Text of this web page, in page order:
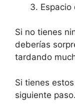
Si no tienes
deberías
tardando
Si tienes
siguiente paso.